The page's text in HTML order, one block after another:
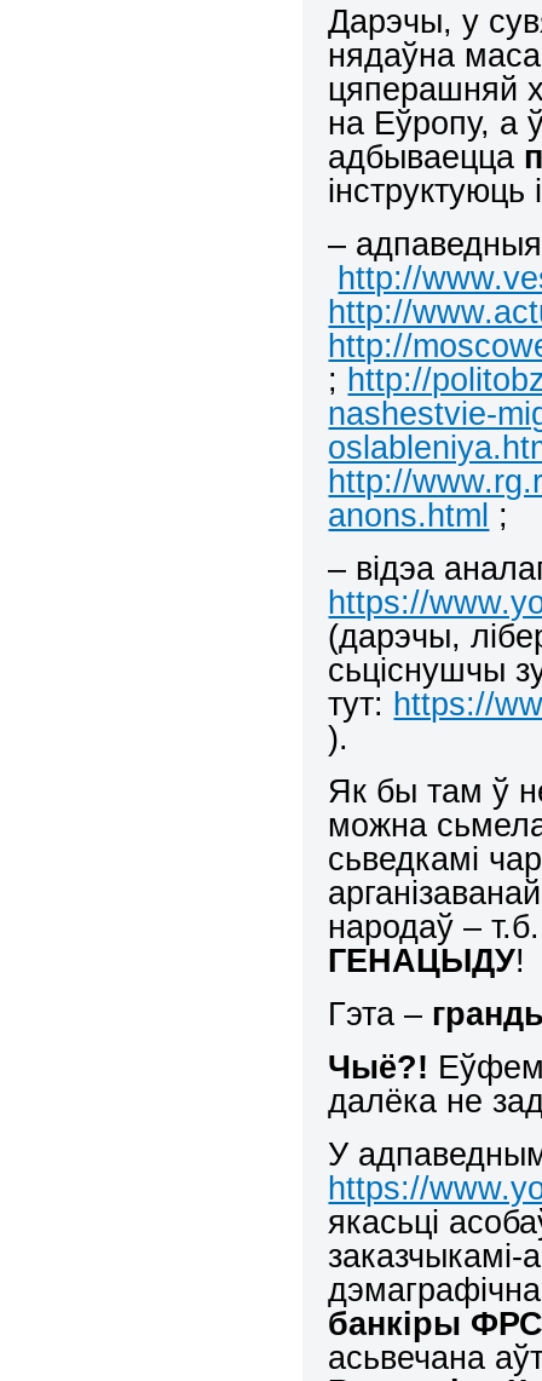
Дарэчы, у
нядаўна
цяперашняй
на Еўропу, а
адбываецца
інструктуюць
–
http://
http://
http://
; http://
nashestvie-
http://
anons.html ;
– відэа
https://
(дарэчы,
сьціснушчы
тут: https://
).
Як бы там ў
можна
сьведкамі
народаў –
ГЕНАЦЫДУ!
Гэта –
Чыё?!
далёка не
У
https://
якасьці
заказчыкамі-
банкіры
асьвечана